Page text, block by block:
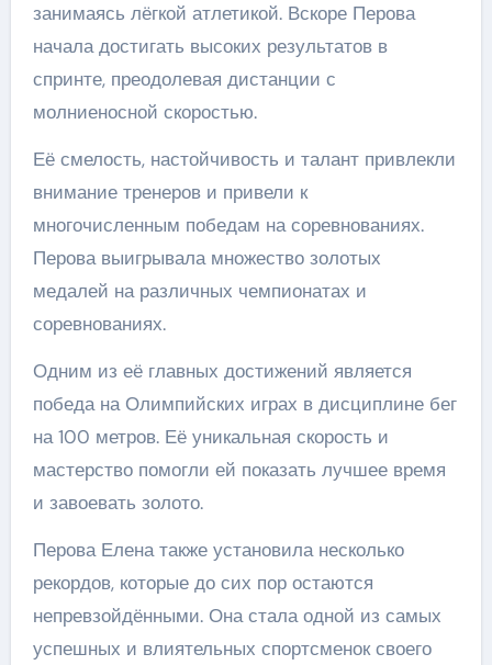
занимаясь лёгкой атлетикой. Вскоре Перова
начала достигать высоких результатов в
спринте, преодолевая дистанции с
молниеносной скоростью.
Её смелость, настойчивость и талант привлекли
внимание тренеров и привели к
многочисленным победам на соревнованиях.
Перова выигрывала множество золотых
медалей на различных чемпионатах и
соревнованиях.
Одним из её главных достижений является
победа на Олимпийских играх в дисциплине бег
на 100 метров. Её уникальная скорость и
мастерство помогли ей показать лучшее время
и завоевать золото.
Перова Елена также установила несколько
рекордов, которые до сих пор остаются
непревзойдёнными. Она стала одной из самых
успешных и влиятельных спортсменок своего